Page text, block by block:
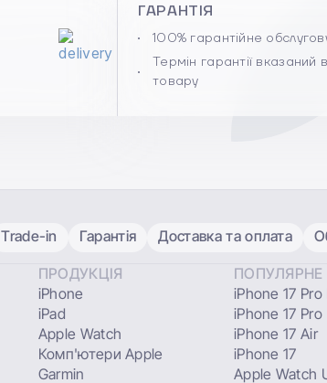
ГАРАНТІЯ
100% гарантійне
Термін гарантії вказаний
товару
Trade-in Гарантія Доставка та оплата
ПРОДУКЦІЯ
iPhone
iPad
Apple Watch
Комп'ютери Apple
Garmin
ПОПУЛЯРНЕ
iPhone 17
iPhone 17 Pro
iPhone 17 Air
iPhone 17
Apple Watch